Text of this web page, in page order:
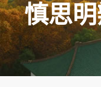
慎思